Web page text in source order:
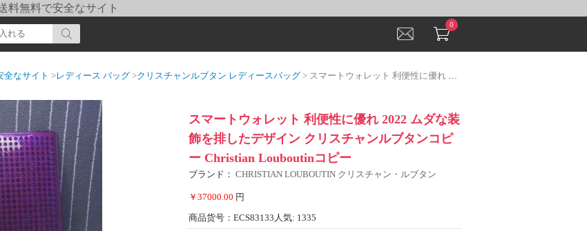
料無料で安全なサイト
0
なサイト >レディース バッグ >クリスチャンルブタン レディースバッグ > スマートウォレット 利便性に優れ 2022 ムダな装飾を排したデザイン クリスチャンルブタンコピー Christian Louboutinコピー
スマートウォレット 利便性に優れ 2022 ムダな装
飾を排したデザイン クリスチャンルブタンコピ
ー Christian Louboutinコピー
ブランド： CHRISTIAN LOUBOUTIN クリスチャン・ルブタン
￥37000.00 円
商品货号：ECS83133 人気: 1335